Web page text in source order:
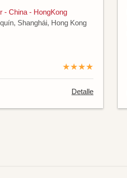
- China - HongKong
Shanghái, Hong Kong
★★★★
Detalle